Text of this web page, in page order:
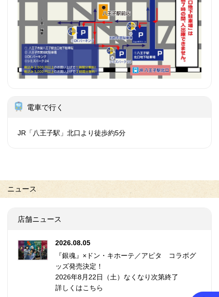
電車で行く
JR「八王子駅」北口より徒歩約5分
ニュース
店舗ニュース
2026.08.05
『銀魂』×ドン・キホーテ／アピタ コラボグ
ッズ発売決定！
2026年8月22日（土）なくなり次第終了
詳しくはこちら